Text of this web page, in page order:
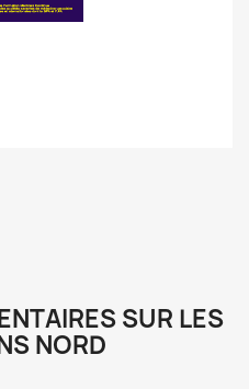
SUR LES
NORD